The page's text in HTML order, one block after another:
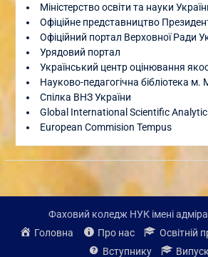
Міністерство освіти та науки
Офіційне представництво
Офіційний портал Верховної Ради
Урядовий портал
Український центр оцінювання
Науково-педагогічна бібліотека
Спілка ВНЗ України
Global International Scientific
European Commision Tempus
Фаховий коледж НУК імені
Головна
Про нас Освітній
Вступнику